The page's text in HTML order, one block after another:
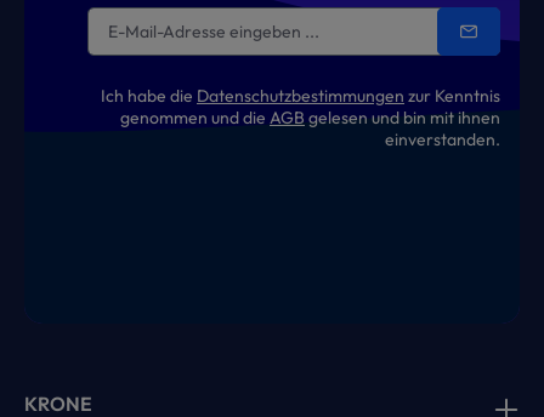
Ich habe die Datenschutzbestimmungen zur Kenntnis
genommen und die AGB gelesen und bin mit ihnen
einverstanden.
KRONE